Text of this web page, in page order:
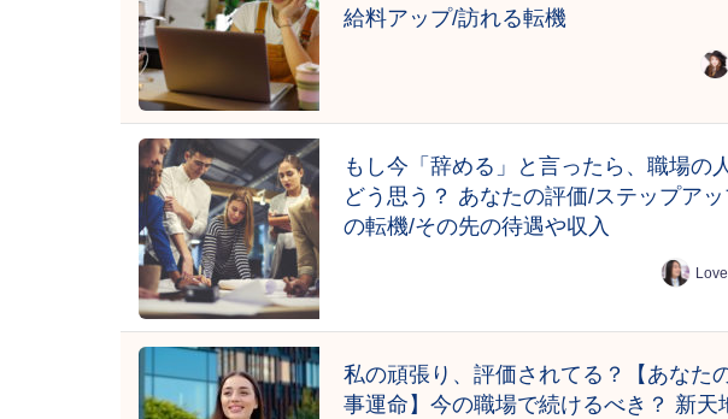
給料アップ/訪れる転機
もし今「辞める」と言ったら、職場の
どう思う？ あなたの評価/ステップア
の転機/その先の待遇や収入
私の頑張り、評価されてる？【あなた
事運命】今の職場で続けるべき？ 新天